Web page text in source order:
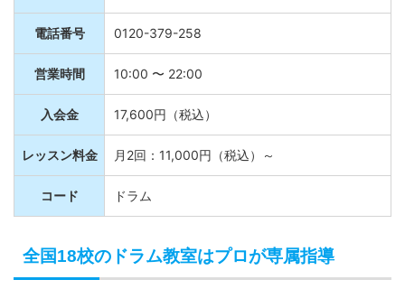
電話番号 0120-379-258
営業時間 10:00 〜 22:00
入会金 17,600円（税込）
レッスン料金 月2回：11,000円（税込）～
コード ドラム
全国18校のドラム教室はプロが専属指導